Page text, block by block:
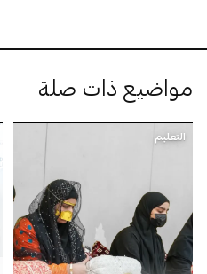
مواضيع ذات صلة
التعليم